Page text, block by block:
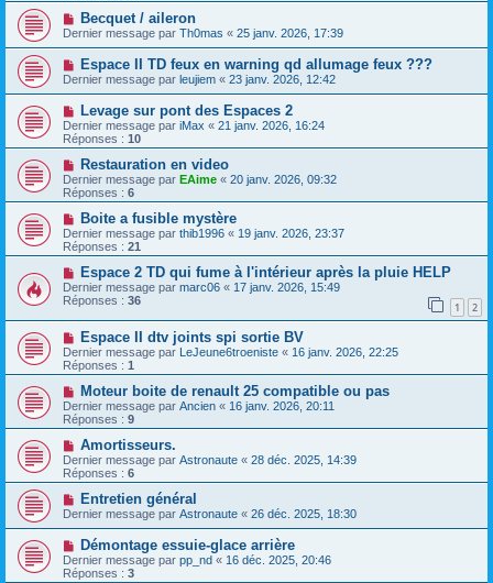
Becquet / aileron
Dernier message par Th0mas « 25 janv. 2026, 17:39
Espace II TD feux en warning qd allumage feux ???
Dernier message par leujiem « 23 janv. 2026, 12:42
Levage sur pont des Espaces 2
Dernier message par iMax « 21 janv. 2026, 16:24
Réponses : 10
Restauration en video
Dernier message par EAime « 20 janv. 2026, 09:32
Réponses : 6
Boite a fusible mystère
Dernier message par thib1996 « 19 janv. 2026, 23:37
Réponses : 21
Espace 2 TD qui fume à l'intérieur après la pluie HELP
Dernier message par marc06 « 17 janv. 2026, 15:49
Réponses : 36 1 2
Espace II dtv joints spi sortie BV
Dernier message par LeJeune6troeniste « 16 janv. 2026, 22:25
Réponses : 1
Moteur boite de renault 25 compatible ou pas
Dernier message par Ancien « 16 janv. 2026, 20:11
Réponses : 9
Amortisseurs.
Dernier message par Astronaute « 28 déc. 2025, 14:39
Réponses : 6
Entretien général
Dernier message par Astronaute « 26 déc. 2025, 18:30
Démontage essuie-glace arrière
Dernier message par pp_nd « 16 déc. 2025, 20:46
Réponses : 3